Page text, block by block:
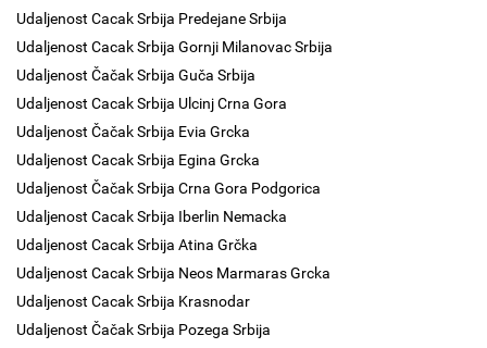
Udaljenost Cacak Srbija Predejane Srbija
Udaljenost Cacak Srbija Gornji Milanovac Srbija
Udaljenost Čačak Srbija Guča Srbija
Udaljenost Cacak Srbija Ulcinj Crna Gora
Udaljenost Čačak Srbija Evia Grcka
Udaljenost Cacak Srbija Egina Grcka
Udaljenost Čačak Srbija Crna Gora Podgorica
Udaljenost Cacak Srbija Iberlin Nemacka
Udaljenost Cacak Srbija Atina Grčka
Udaljenost Cacak Srbija Neos Marmaras Grcka
Udaljenost Cacak Srbija Krasnodar
Udaljenost Čačak Srbija Pozega Srbija